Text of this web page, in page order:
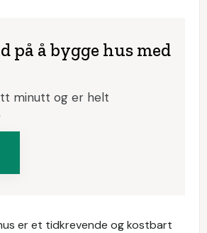
på å bygge hus med
minutt og er helt
er et tidkrevende og kostbart